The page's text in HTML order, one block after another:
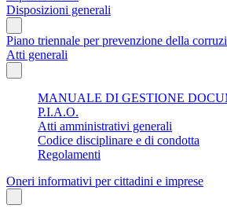
Disposizioni generali
Piano triennale per prevenzione della
Atti generali
MANUALE DI GESTIONE
P.I.A.O.
Atti amministrativi generali
Codice disciplinare e di condotta
Regolamenti
Oneri informativi per cittadini e imprese